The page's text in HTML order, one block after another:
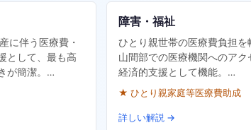
に伴う医療費・
として、最も高
が簡潔。…
障害・福祉
ひとり親世帯の医療費負担を
山間部での医療機関へのアク
経済的支援として機能。…
★ ひとり親家庭等医療費助成
詳しい解説 →